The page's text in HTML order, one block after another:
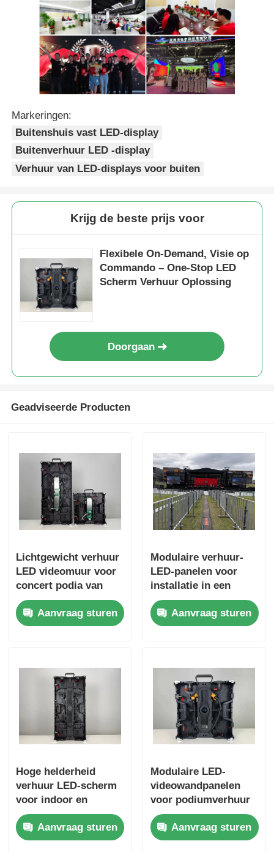
Markeringen:
Buitenshuis vast LED-display
Buitenverhuur LED -display
Verhuur van LED-displays voor buiten
Krijg de beste prijs voor
Flexibele On-Demand, Visie op
Commando – One-Stop LED
Scherm Verhuur Oplossing
Doorgaan
Geadviseerde Producten
Lichtgewicht verhuur
LED videomuur voor
concert podia van
Guide Visual
Aanvraag sturen
Modulaire verhuur-
LED-panelen voor
installatie in een
snelle fase
Aanvraag sturen
Hoge helderheid
verhuur LED-scherm
voor indoor en
outdoor evenementen
van Guide Visual
Aanvraag sturen
Modulaire LED-
videowandpanelen
voor podiumverhuur
en touringshows
Aanvraag sturen